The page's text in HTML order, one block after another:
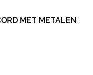
MET METALEN